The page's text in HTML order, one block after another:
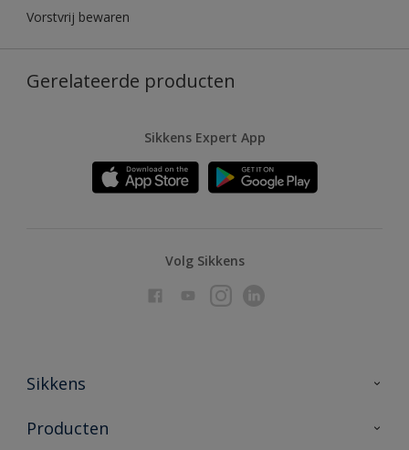
Vorstvrij bewaren
Gerelateerde producten
Sikkens Expert App
Volg Sikkens
Sikkens
Over Sikkens
Producten